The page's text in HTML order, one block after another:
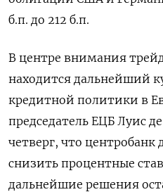
б.п. до 212 б.п.
В центре внимания
находится дальнейший
кредитной политики в
председатель ЕЦБ Луис
четверг, что
снизить процентные
дальнейшие решения